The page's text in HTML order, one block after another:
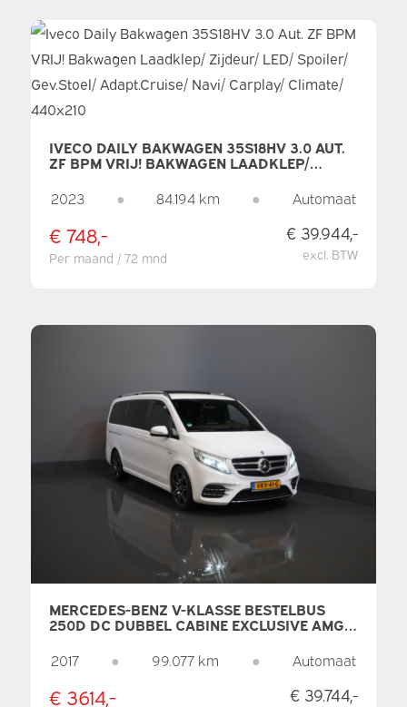
IVECO DAILY BAKWAGEN 35S18HV 3.0 AUT.
ZF BPM VRIJ! BAKWAGEN LAADKLEP/
ADAPT.CRUISE/ NAVI/ CARPLAY/ CLIMATE/
440X210
2023 ● 84.194 km ● Automaat
€ 748,-
Per maand / 72 mnd
€ 39.944,-
excl. BTW
MERCEDES-BENZ V-KLASSE BESTELBUS
250D DC DUBBEL CABINE EXCLUSIVE AMG/
KOELVAK/ ADAPT.CRUISE/ 360 CAMERA/
BURMESTER/ STANDKACHEL/ L
2017 ● 99.077 km ● Automaat
€ 3614,- € 39.744,-